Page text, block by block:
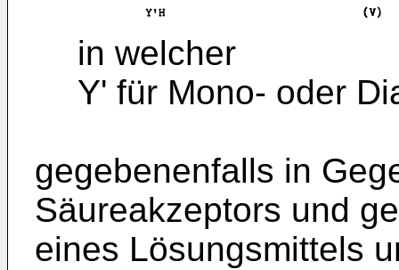
in welcher
Y' für Mono- oder
gegebenenfalls in
Säureakzeptors und
eines Lösungsmittels